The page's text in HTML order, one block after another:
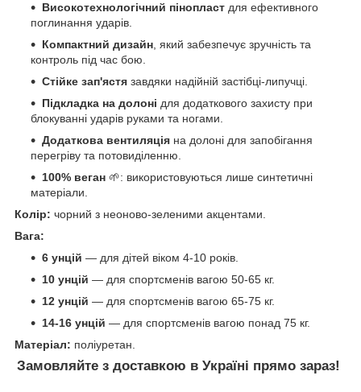
Високотехнологічний пінопласт для ефективного
поглинання ударів.
Компактний дизайн, який забезпечує зручність та
контроль під час бою.
Стійке зап'ястя завдяки надійній застібці-липучці.
Підкладка на долоні для додаткового захисту при
блокуванні ударів руками та ногами.
Додаткова вентиляція на долоні для запобігання
перегріву та потовиділенню.
100% веган 🌱: використовуються лише синтетичні
матеріали.
Колір: чорний з неоново-зеленими акцентами.
Вага:
6 унцій — для дітей віком 4-10 років.
10 унцій — для спортсменів вагою 50-65 кг.
12 унцій — для спортсменів вагою 65-75 кг.
14-16 унцій — для спортсменів вагою понад 75 кг.
Матеріал: поліуретан.
Замовляйте з доставкою в Україні прямо зараз!